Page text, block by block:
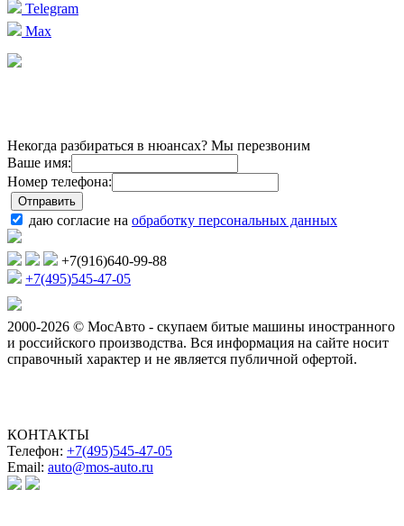
Telegram
Max
Некогда разбираться в нюансах? Мы перезвоним
Ваше имя:
Номер телефона:
даю согласие на обработку персональных данных
+7(916)640-99-88
+7(495)545-47-05
2000-2026 © МосАвто - скупаем битые машины иностранного
и российского производства. Вся информация на сайте носит
справочный характер и не является публичной офертой.
КОНТАКТЫ
Телефон: +7(495)545-47-05
Email: auto@mos-auto.ru